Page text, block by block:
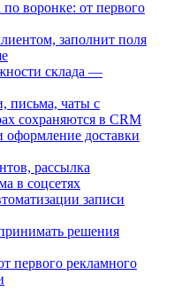
воронке: от первого
заполнит поля
склада —
письма, чаты с
сохраняются в CRM
доставки
рассылка
в соцсетях
записи
решения
первого рекламного